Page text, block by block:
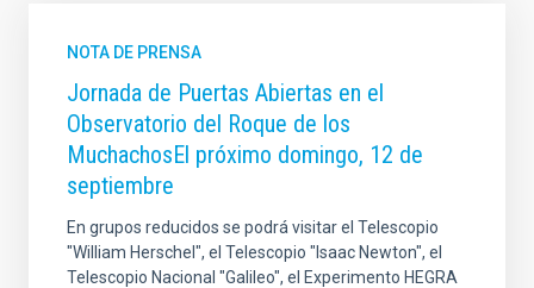
NOTA DE PRENSA
Jornada de Puertas Abiertas en el
Observatorio del Roque de los
MuchachosEl próximo domingo, 12 de
septiembre
En grupos reducidos se podrá visitar el Telescopio
"William Herschel", el Telescopio "Isaac Newton", el
Telescopio Nacional "Galileo", el Experimento HEGRA